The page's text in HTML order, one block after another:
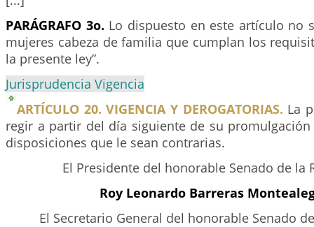
PARÁGRAFO 3o. Lo dispuesto en este artículo no
mujeres cabeza de familia que cumplan los
la presente ley”.
Jurisprudencia Vigencia
ARTÍCULO 20. VIGENCIA Y DEROGATORIAS. La
regir a partir del día siguiente de su
disposiciones que le sean contrarias.
El Presidente del honorable Senado de la
Roy Leonardo Barreras
El Secretario General del honorable Senado